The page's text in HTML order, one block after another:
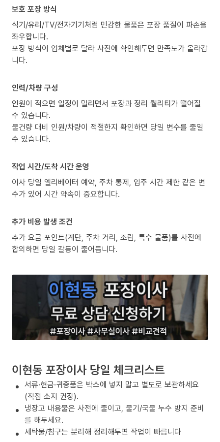
보호 포장 방식
식기/유리/TV/전자기기처럼 민감한 물품은 포장 품질이 파손을
좌우합니다.
포장 방식이 업체별로 달라 사전에 확인해두면 만족도가 올라갑
니다.
인력/차량 구성
인원이 적으면 일정이 밀리면서 포장과 정리 퀄리티가 떨어질
수 있습니다.
물건량 대비 인원/차량이 적절한지 확인하면 당일 변수를 줄일
수 있습니다.
작업 시간/도착 시간 운영
이사 당일 엘리베이터 예약, 주차 통제, 입주 시간 제한 같은 변
수가 있어 시간 약속이 중요합니다.
추가 비용 발생 조건
추가 요금 포인트(계단, 주차 거리, 조립, 특수 물품)를 사전에
합의하면 당일 갈등이 줄어듭니다.
이현동 포장이사 당일 체크리스트
서류·현금·귀중품은 박스에 넣지 말고 별도로 보관하세요
(직접 소지 권장).
냉장고 내용물은 사전에 줄이고, 물기/국물 누수 방지 준비
를 해두세요.
세탁물/침구는 분리해 정리해두면 작업이 빠릅니다